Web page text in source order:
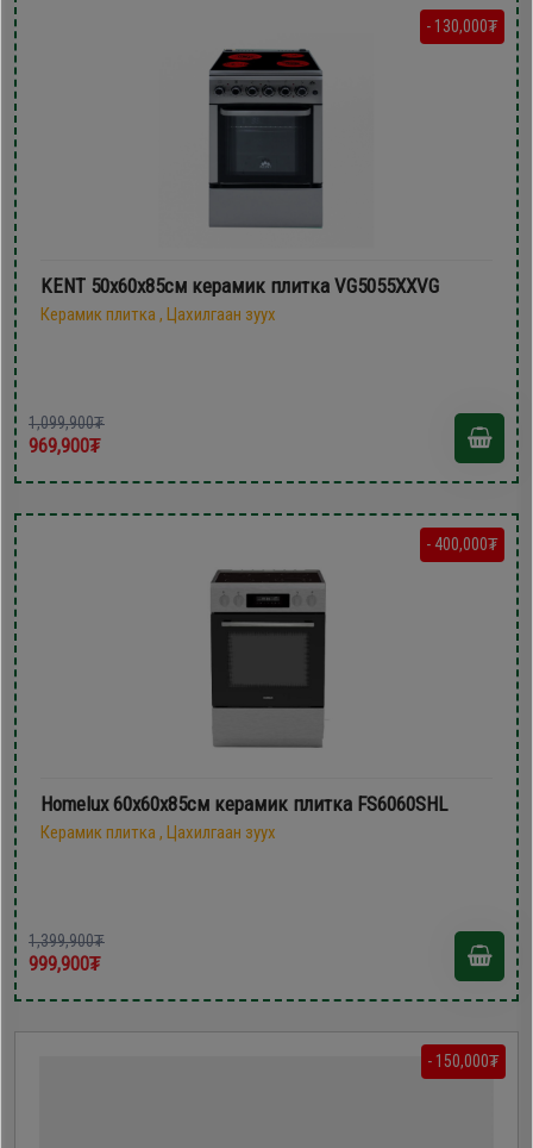
- 130,000₮
KENT 50х60x85см керамик плитка VG5055XXVG
Керамик плитка , Цахилгаан зуух
1,099,900₮
969,900₮
- 400,000₮
Homelux 60х60х85см керамик плитка FS6060SHL
Керамик плитка , Цахилгаан зуух
1,399,900₮
999,900₮
- 150,000₮